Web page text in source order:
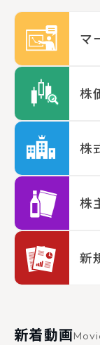
マ
株
株
株
新
新着動画